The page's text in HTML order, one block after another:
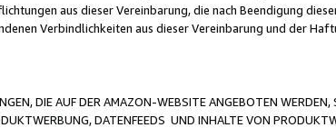
aus dieser Vereinbarung, die nach Beendigung
Verbindlichkeiten aus dieser Vereinbarung und der
DIE AUF DER AMAZON-WEBSITE ANGEBOTEN WERDEN,
DATENFEEDS UND INHALTE VON